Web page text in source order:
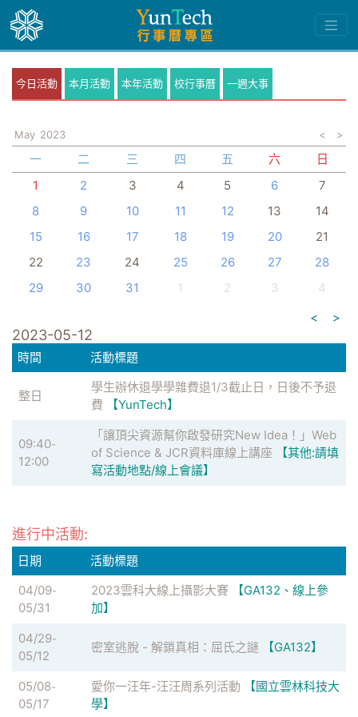
今日活動 本月活動 本年活動 校行事曆 一週大事
May 2023 < >
一 二 三 四 五 六
日
1
2 3 4 5 6
7
8
9 10 11 12 13
14
15
16 17 18 19 20
21
22
23 24 25 26 27
28
29
30 31 1 2 3
4
<
>
2023-05-12
時間 活動標題
整日
學生辦休退學學雜費退1/3截止日，日後不予退
費
【YunTech】
09:40-
12:00
「讓頂尖資源幫你啟發研究New Idea！」Web
of Science & JCR資料庫線上講座
【其他:請填
寫活動地點/線上會議】
進行中活動:
日期
活動標題
04/09-
05/31
2023雲科大線上攝影大賽
【GA132、線上參
加】
04/29-
05/12
密室逃脫 - 解鎖真相：屈氏之謎 【GA132】
05/08-
05/17
愛你一汪年-汪汪周系列活動
【國立雲林科技大
學】